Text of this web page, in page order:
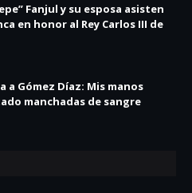
Fanjul y su esposa asisten
en honor al Rey Carlos III de
a Gómez Díaz: Mis manos
manchadas de sangre